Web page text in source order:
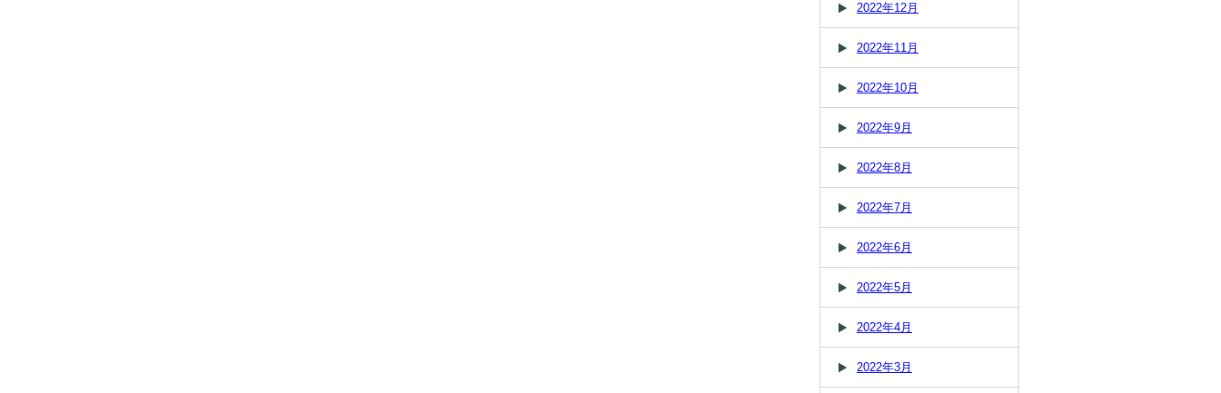
2022年12月
2022年11月
2022年10月
2022年9月
2022年8月
2022年7月
2022年6月
2022年5月
2022年4月
2022年3月